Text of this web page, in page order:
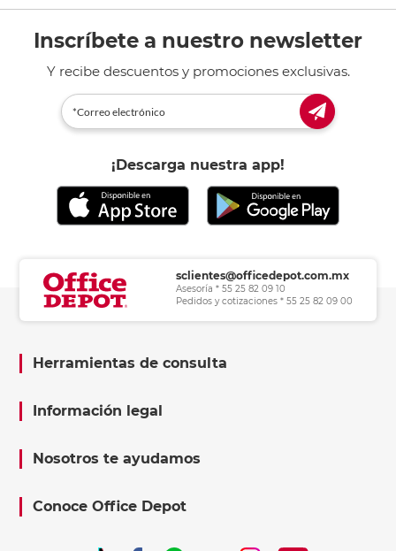
Inscríbete a nuestro newsletter
Y recibe descuentos y promociones exclusivas.
¡Descarga nuestra app!
sclientes@officedepot.com.mx
Asesoría * 55 25 82 09 10
Pedidos y cotizaciones * 55 25 82 09 00
Herramientas de consulta
Información legal
Nosotros te ayudamos
Conoce Office Depot